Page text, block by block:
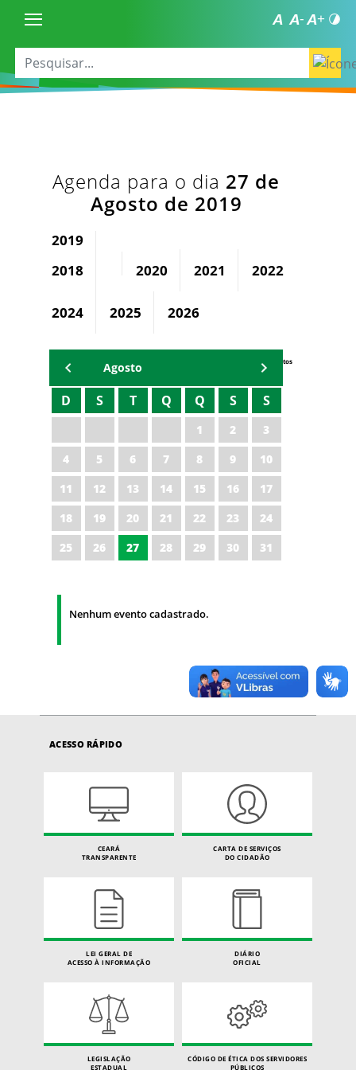
Agenda para o dia 27 de
Agosto de 2019
2019
2018
2020 2021 2022
2024 2025 2026
Eventos
Agosto
D S T Q Q S S
1 2
3
4
5 6 7 8 9
10
11
12 13 14 15 16
17
18
19 20 21 22 23
24
25
26 27 28 29 30 31
Nenhum evento cadastrado.
ACESSO RÁPIDO
CEARÁ
TRANSPARENTE
CARTA DE SERVIÇOS
DO CIDADÃO
LEI GERAL DE
ACESSO À INFORMAÇÃO
DIÁRIO
OFICIAL
LEGISLAÇÃO
ESTADUAL
CÓDIGO DE ÉTICA DOS SERVIDORES
PÚBLICOS